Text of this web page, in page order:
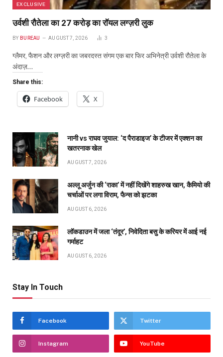
EXCLUSIVE
उर्वशी रौतेला का ₹27 करोड़ का रॉयल लग्ज़री लुक
BY BUREAU AUGUST 7, 2026 3
ग्लैमर, फैशन और लग्ज़री का जबरदस्त संगम एक बार फिर अभिनेत्री उर्वशी रौतेला के
अंदाज़…
Share this:
Facebook X
नानी vs राघव जुयाल: ‘द पैराडाइज’ के टीजर में एक्शन का
खतरनाक खेल
AUGUST 7, 2026
अल्लू अर्जुन की ‘राका’ में नहीं दिखेंगे शाहरुख खान, कैमियो की
चर्चाओं पर लगा विराम, फैन्स को झटका
AUGUST 6, 2026
लॉकडाउन में जला ‘तंदूर’, निवेदिता बसु के करियर में आई नई
गर्माहट
AUGUST 6, 2026
Stay In Touch
Facebook Twitter
Instagram YouTube